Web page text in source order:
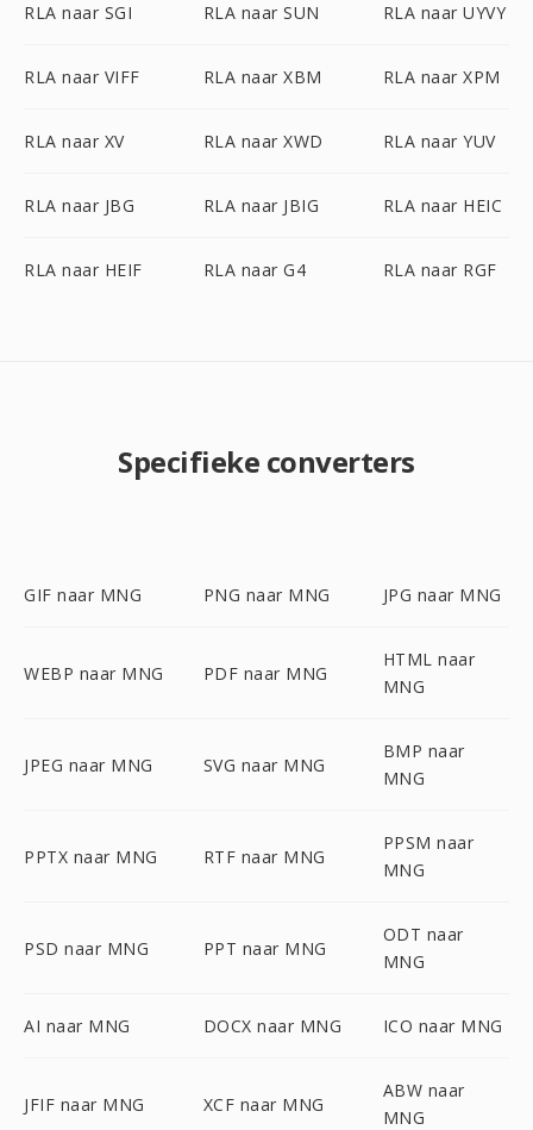
RLA naar SGI RLA naar SUN RLA naar UYVY
RLA naar VIFF RLA naar XBM RLA naar XPM
RLA naar XV RLA naar XWD RLA naar YUV
RLA naar JBG RLA naar JBIG RLA naar HEIC
RLA naar HEIF RLA naar G4 RLA naar RGF
Specifieke converters
GIF naar MNG PNG naar MNG JPG naar MNG
WEBP naar MNG PDF naar MNG
HTML naar
MNG
JPEG naar MNG SVG naar MNG
BMP naar
MNG
PPTX naar MNG RTF naar MNG
PPSM naar
MNG
PSD naar MNG PPT naar MNG
ODT naar
MNG
AI naar MNG DOCX naar MNG ICO naar MNG
JFIF naar MNG XCF naar MNG
ABW naar
MNG